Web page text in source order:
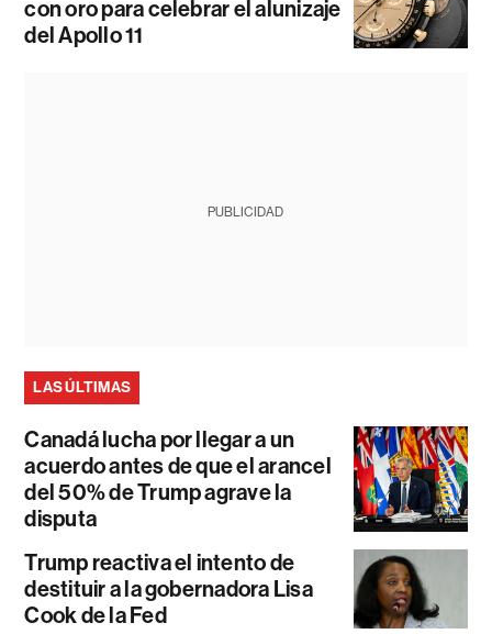
con oro para celebrar el alunizaje
del Apollo 11
PUBLICIDAD
LAS ÚLTIMAS
Canadá lucha por llegar a un
acuerdo antes de que el arancel
del 50% de Trump agrave la
disputa
Trump reactiva el intento de
destituir a la gobernadora Lisa
Cook de la Fed